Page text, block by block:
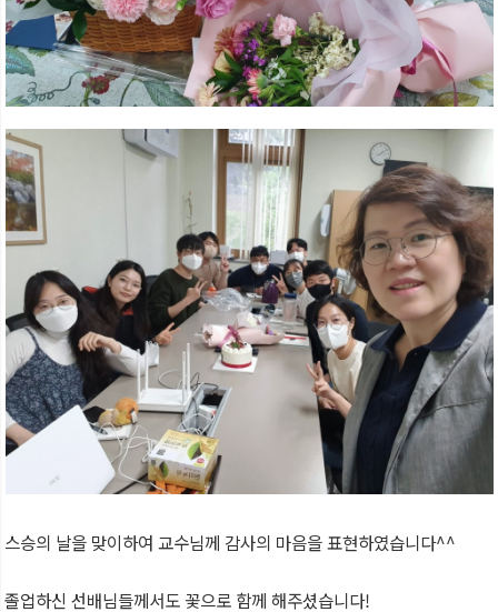
스승의 날을 맞이하여 교수님께 감사의 마음을 표현하였습니다^^
졸업하신 선배님들께서도 꽃으로 함께 해주셨습니다!